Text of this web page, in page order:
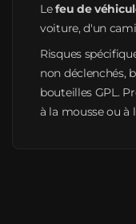
Lefeu de
voiture, d'un
Risques
non déclenchés,
bouteilles GPL.
à la mousse ou à